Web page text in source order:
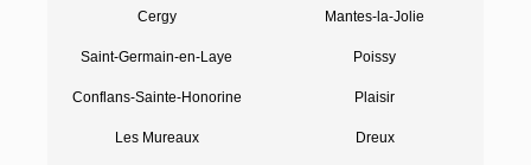
Cergy Mantes-la-Jolie
Saint-Germain-en-Laye Poissy
Conflans-Sainte-Honorine Plaisir
Les Mureaux Dreux